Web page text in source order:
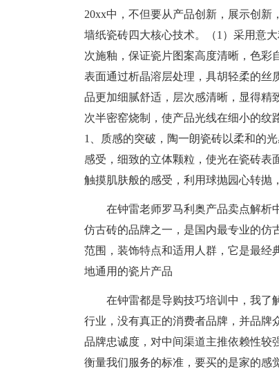
20xx中，不但要从产品创新，展示创
墙纸瓷砖四大核心技术。（1）采用意
次施釉，保证瓷片图案高度清晰，色彩
表面通过析晶溶层处理，具胡轻柔的丝
品更加细腻舒适，层次感清晰，显得精
次半密窑烧制，使产品光线在细小的纹
1、质感的突破，陶一朗瓷砖以柔和的
感受，细致的立体颗粒，使光在瓷砖表
触摸肌肤般的感受，利用球抛园心转抛
在钟雷老师罗马利奥产品卖点解析
仿古砖的品牌之一，是国内最专业的仿
范围，装饰特点和适用人群，它是最经
地通用的瓷片产品
在钟雷都是导购技巧培训中，我了
行业，没有真正的消费者品牌，并品牌
品牌忠诚度，对中间渠道主推依赖性较
衡量我们服务的标准，要买的是家的感